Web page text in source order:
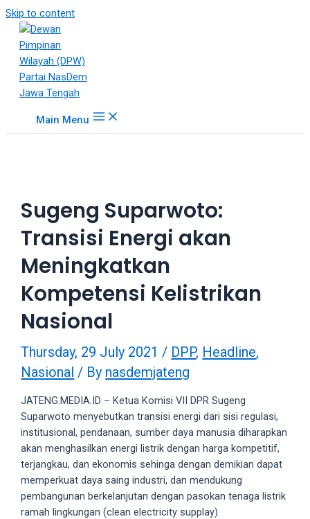
18Tube.tv
free
hosting
service
your
verified
user
upload
porn
videos
website
several
different
formats.
18tube
Every
porn
video
you
Skip to content
Main Menu
Sugeng Suparwoto:
Transisi Energi akan
Meningkatkan
Kompetensi Kelistrikan
Nasional
Thursday, 29 July 2021/ DPP, Headline,
Nasional / By nasdemjateng
JATENG.MEDIA.ID – Ketua Komisi VII DPR Sugeng
Suparwoto menyebutkan transisi energi dari sisi regulasi,
institusional, pendanaan, sumber daya manusia diharapkan
akan menghasilkan energi listrik dengan harga kompetitif,
terjangkau, dan ekonomis sehinga dengan demikian dapat
memperkuat daya saing industri, dan mendukung
pembangunan berkelanjutan dengan pasokan tenaga listrik
ramah lingkungan (clean electricity supplay).